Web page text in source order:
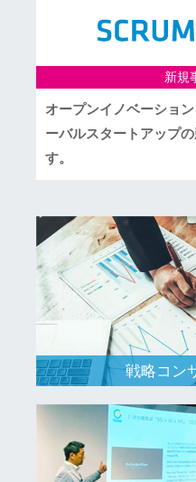
新規
オープンイノベーショ
ーバルスタートアップ
す。
戦略コン